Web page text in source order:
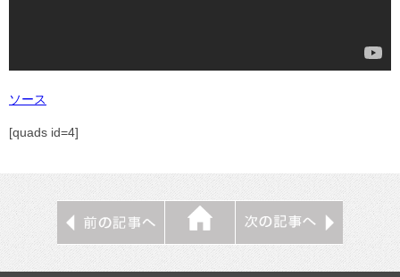
ソース
[quads id=4]